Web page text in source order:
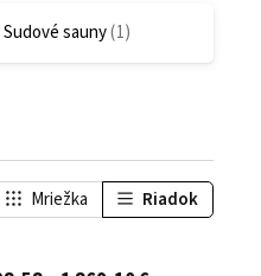
Sudové sauny
Mriežka Riadok